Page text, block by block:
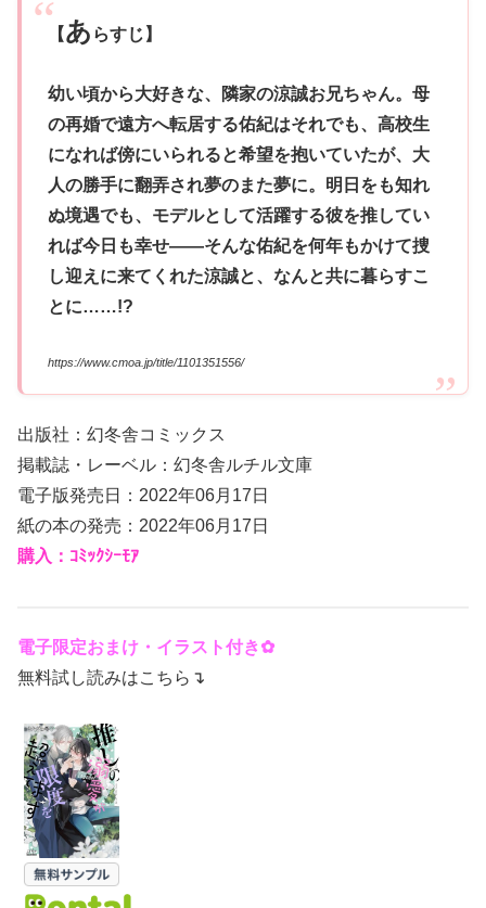
【あ らすじ】
幼い頃から大好きな、隣家の涼誠お兄ちゃん。母
の再婚で遠方へ転居する佑紀はそれでも、高校生
になれば傍にいられると希望を抱いていたが、大
人の勝手に翻弄され夢のまた夢に。明日をも知れ
ぬ境遇でも、モデルとして活躍する彼を推してい
れば今日も幸せ――そんな佑紀を何年もかけて捜
し迎えに来てくれた涼誠と、なんと共に暮らすこ
とに……!?
https://www.cmoa.jp/title/1101351556/
出版社：幻冬舎コミックス
掲載誌・レーベル：幻冬舎ルチル文庫
電子版発売日：2022年06月17日
紙の本の発売：2022年06月17日
購入：ｺﾐｯｸｼｰﾓｱ
電子限定おまけ・イラスト付き✿
無料試し読みはこちら↴